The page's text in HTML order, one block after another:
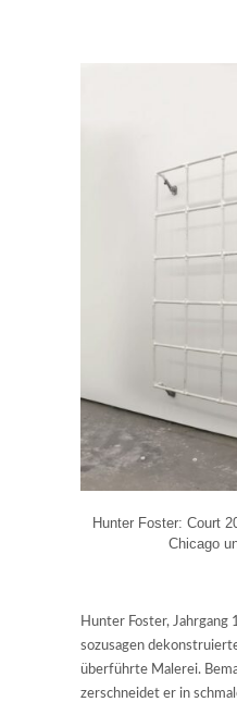
Hunter Foster: Court
Chicago
Hunter Foster,
sozusagen
überführte Malerei.
zerschneidet er in